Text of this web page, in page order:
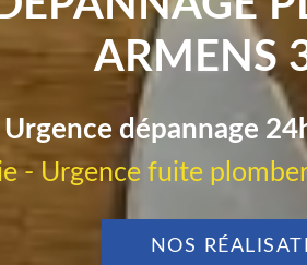
ARMENS
Urgence dépannage
- Urgence fuite
NOS